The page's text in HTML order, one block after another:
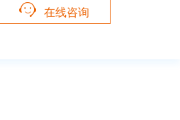
在线咨询